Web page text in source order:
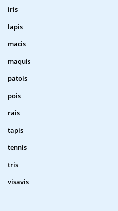
iris
lapis
macis
maquis
patois
pois
rais
tapis
tennis
tris
visavis